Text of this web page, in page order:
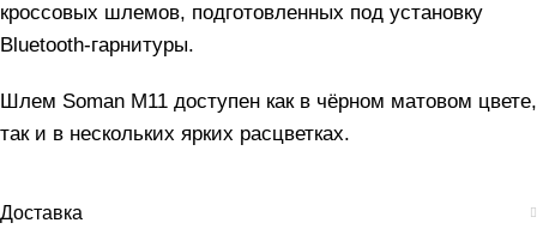
кроссовых шлемов, подготовленных под установку
Bluetooth-гарнитуры.
Шлем Soman M11 доступен как в чёрном матовом цвете,
так и в нескольких ярких расцветках.
Доставка